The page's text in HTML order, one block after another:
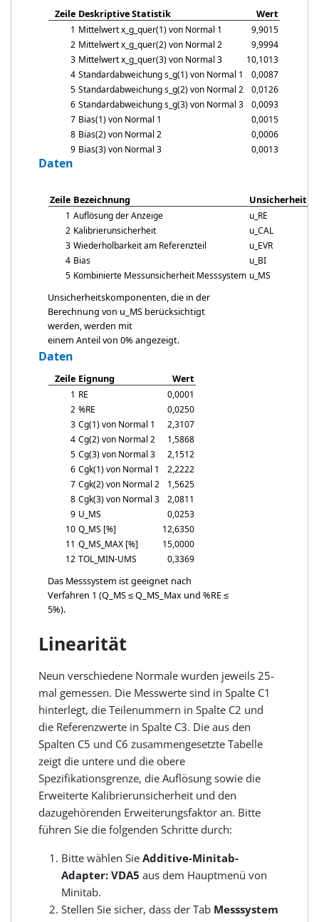
Zeile Deskriptive Statistik Wert
1 Mittelwertx_g_quer(1) von Normal 1
9,9015
2 Mittelwertx_g_quer(2) von Normal 2
9,9994
3 Mittelwertx_g_quer(3) von Normal 3
10,1013
4 Standardabweichungs_g(1) von Normal 1
0,0087
5 Standardabweichungs_g(2) von Normal 2
0,0126
6 Standardabweichungs_g(3) von Normal 3
0,0093
7 Bias(1) von Normal 1
0,0015
8 Bias(2) von Normal 2
0,0006
9 Bias(3) von Normal 3 0,0013
Daten
Zeile Bezeichnung Unsicherheit
1 Auflösung der Anzeige u_RE
2 Kalibrierunsicherheit u_CAL
3 Wiederholbarkeit am Referenzteil u_EVR
4 Bias u_BI
5 Kombinierte Messunsicherheit Messsystem u_MS
Unsicherheitskomponenten, die in der
Berechnung von u_MS berücksichtigt
werden, werden mit
einem Anteil von 0% angezeigt.
Daten
Zeile Eignung Wert
1 RE
0,0001
2 %RE
0,0250
3 Cg(1) von Normal 1
2,3107
4 Cg(2) von Normal 2
1,5868
5 Cg(3) von Normal 3
2,1512
6 Cgk(1) von Normal 1
2,2222
7 Cgk(2) von Normal 2
1,5625
8 Cgk(3) von Normal 3
2,0811
9 U_MS
0,0253
10 Q_MS [%]
12,6350
11 Q_MS_MAX [%]
15,0000
12 TOL_MIN-UMS 0,3369
Das Messsystem ist geeignet nach
Verfahren 1 (Q_MS ≤Q_MS_Max und %RE ≤
5%).
Linearität
Neun verschiedene Normale wurden jeweils 25-
mal gemessen. Die Messwerte sind in Spalte C1
hinterlegt, die Teilenummern in Spalte C2 und
die Referenzwerte in Spalte C3. Die aus den
Spalten C5 und C6 zusammengesetzte Tabelle
zeigt die untere und die obere
Spezifikationsgrenze, die Auflösung sowie die
Erweiterte Kalibrierunsicherheit und den
dazugehörenden Erweiterungsfaktor an. Bitte
führen Sie die folgenden Schritte durch:
Bitte wählen SieAdditive-Minitab-
Adapter: VDA5 aus dem Hauptmenü von
Minitab.
Stellen Sie sicher, dass der Tab Messsystem